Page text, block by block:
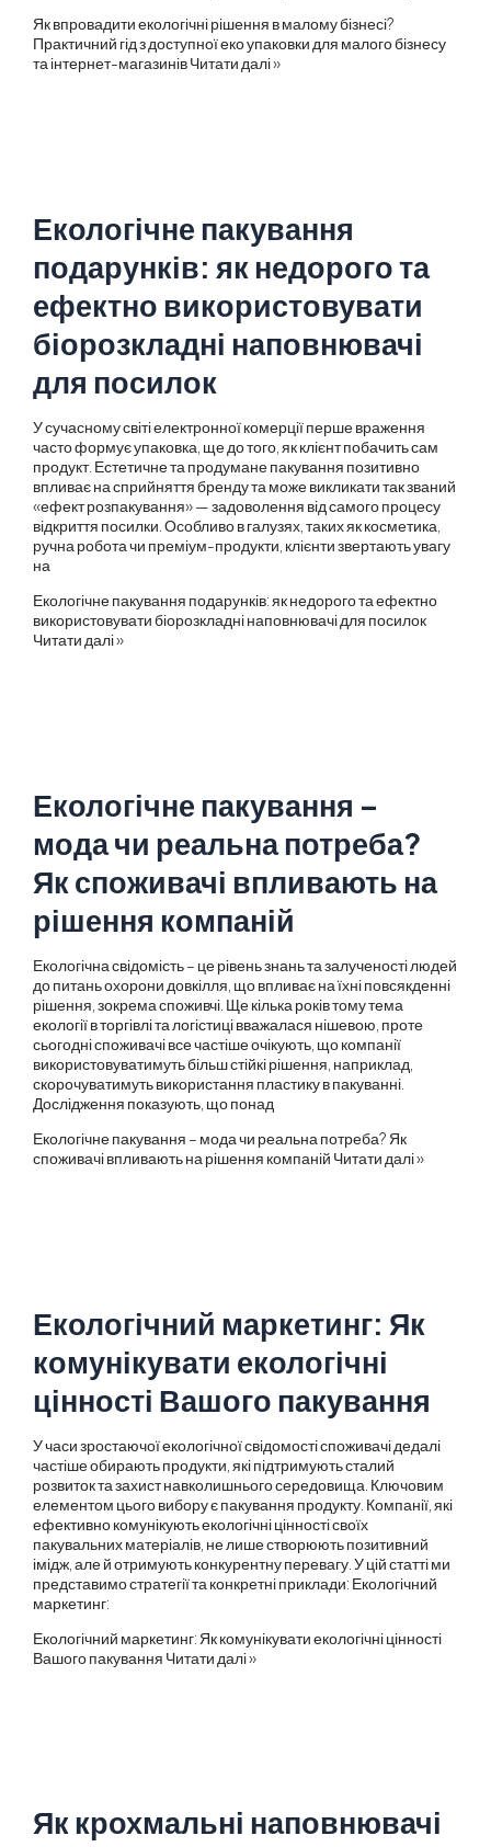
Як впровадити екологічні рішення в малому бізнесі?
Практичний гід з доступної еко упаковки для малого бізнесу
та інтернет-магазинівЧитати далі »
Екологічне пакування
подарунків: як недорого та
ефектно використовувати
біорозкладні наповнювачі
для посилок
У сучасному світі електронної комерції перше враження
часто формує упаковка, ще до того, як клієнт побачить сам
продукт. Естетичне та продумане пакування позитивно
впливає на сприйняття бренду та може викликати так званий
«ефект розпакування» — задоволення від самого процесу
відкриття посилки. Особливо в галузях, таких як косметика,
ручна робота чи преміум-продукти, клієнти звертають увагу
на
Екологічне пакування подарунків: як недорого та ефектно
використовувати біорозкладні наповнювачі для посилок
Читати далі »
Екологічне пакування –
мода чи реальна потреба?
Як споживачі впливають на
рішення компаній
Екологічна свідомість – це рівень знань та залученості людей
до питань охорони довкілля, що впливає на їхні повсякденні
рішення, зокрема споживчі. Ще кілька років тому тема
екології в торгівлі та логістиці вважалася нішевою, проте
сьогодні споживачі все частіше очікують, що компанії
використовуватимуть більш стійкі рішення, наприклад,
скорочуватимуть використання пластику в пакуванні.
Дослідження показують, що понад
Екологічне пакування – мода чи реальна потреба? Як
споживачі впливають на рішення компаній Читати далі »
Екологічний маркетинг: Як
комунікувати екологічні
цінності Вашого пакування
У часи зростаючої екологічної свідомості споживачі дедалі
частіше обирають продукти, які підтримують сталий
розвиток та захист навколишнього середовища. Ключовим
елементом цього вибору є пакування продукту. Компанії, які
ефективно комунікують екологічні цінності своїх
пакувальних матеріалів, не лише створюють позитивний
імідж, але й отримують конкурентну перевагу. У цій статті ми
представимо стратегії та конкретні приклади: Екологічний
маркетинг:
Екологічний маркетинг: Як комунікувати екологічні цінності
Вашого пакування Читати далі »
Як крохмальні наповнювачі